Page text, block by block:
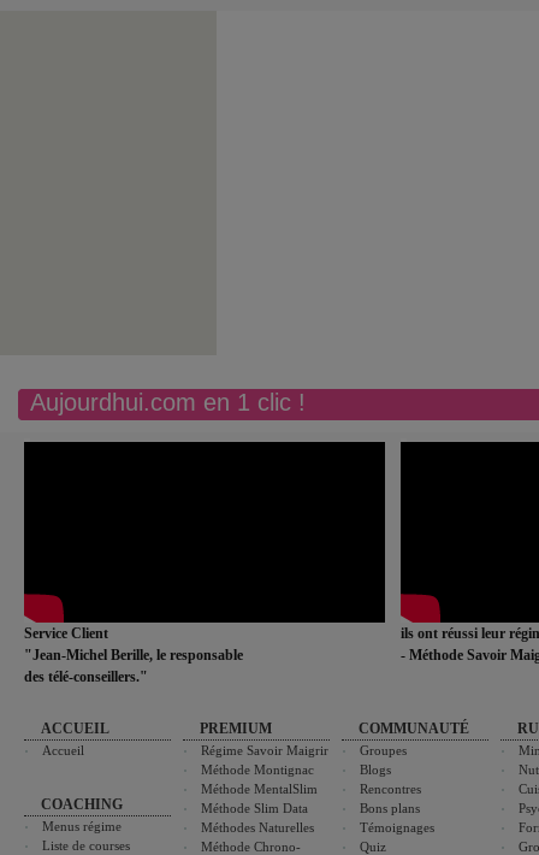
Aujourdhui.com en 1 clic !
Service Client
"Jean-Michel Berille, le responsable
des télé-conseillers."
ils ont réussi leur
- Méthode Savoir
ACCUEIL
Accueil
COACHING
Menus régime
Liste de courses
PREMIUM
Régime Savoir Maigrir
Méthode Montignac
Méthode MentalSlim
Méthode Slim Data
Méthodes Naturelles
Méthode Chrono-
COMMUNAUTÉ
Groupes
Blogs
Rencontres
Bons plans
Témoignages
Quiz